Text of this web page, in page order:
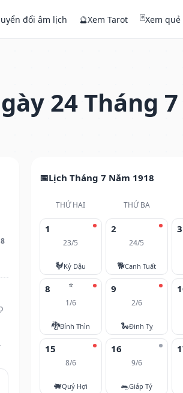
đổi âm lịch 🔮Xem Tarot 🃏Xem quẻ
24 Tháng
Lịch Tháng 7 Năm 1918
THỨ HAI THỨ BA
1
23/5
🐓Kỷ Dậu
2
24/5
🐕Canh Tuất
3
⭐
8
1/6
🐉Bính Thìn
9
2/6
🐍Đinh Tỵ
15
8/6
🐖Quý Hợi
16
9/6
🐀Giáp Tý